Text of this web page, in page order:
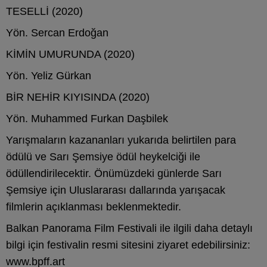
TESELLİ (2020)
Yön. Sercan Erdoğan
KİMİN UMURUNDA (2020)
Yön. Yeliz Gürkan
BİR NEHİR KIYISINDA (2020)
Yön. Muhammed Furkan Daşbilek
Yarışmaların kazananları yukarıda belirtilen para
ödülü ve Sarı Şemsiye ödül heykelciği ile
ödüllendirilecektir. Önümüzdeki günlerde Sarı
Şemsiye için Uluslararası dallarında yarışacak
filmlerin açıklanması beklenmektedir.
Balkan Panorama Film Festivali ile ilgili daha detaylı
bilgi için festivalin resmi sitesini ziyaret edebilirsiniz:
www.bpff.art